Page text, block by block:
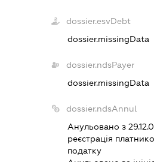
dossier.esvDebt
dossier.missingData
dossier.ndsPayer
dossier.missingData
dossier.ndsAnnul
Анульовано з
реєстрацiя
податку